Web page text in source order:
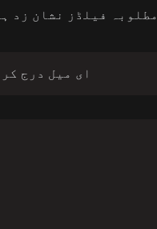
مطلوبہ فیلڈز نشان زد